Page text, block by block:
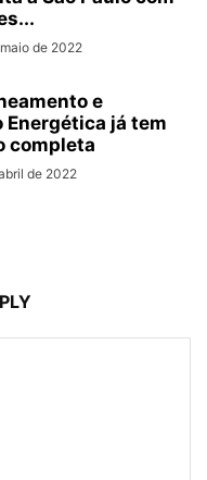
de 2022
e
Energética já tem
completa
de 2022